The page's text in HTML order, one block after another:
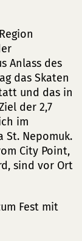
Anlass des
das Skaten
und das in
der 2,7
im
St. Nepomuk.
City Point,
sind vor Ort
Fest mit